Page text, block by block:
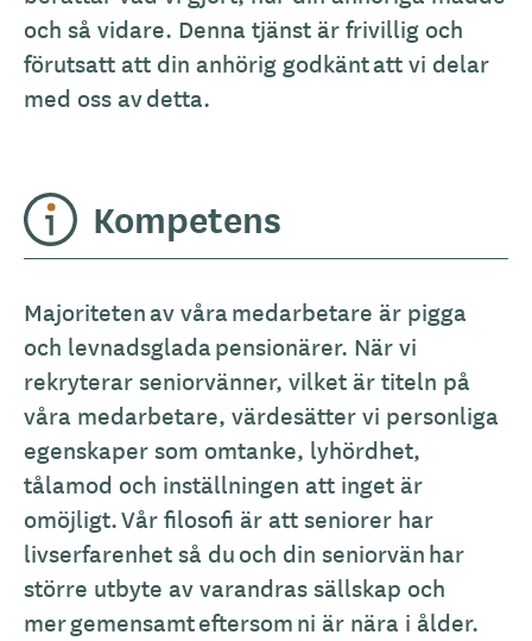
och så vidare. Denna tjänst är frivillig och
förutsatt att din anhörig godkänt att vi delar
med oss av detta.
Kompetens
Majoriteten av våra medarbetare är pigga
och levnadsglada pensionärer. När vi
rekryterar seniorvänner, vilket är titeln på
våra medarbetare, värdesätter vi personliga
egenskaper som omtanke, lyhördhet,
tålamod och inställningen att inget är
omöjligt. Vår filosofi är att seniorer har
livserfarenhet så du och din seniorvän har
större utbyte av varandras sällskap och
mer gemensamt eftersom ni är nära i ålder.